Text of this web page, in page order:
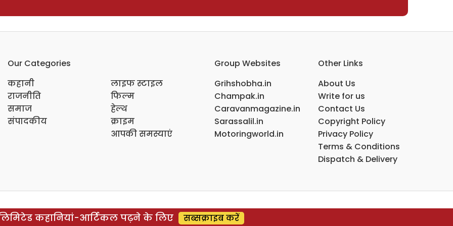
Our Categories
कहानी
राजनीति
समाज
संपादकीय
लाइफ स्टाइल
फिल्म
हेल्थ
क्राइम
आपकी समस्याएं
Group Websites
Grihshobha.in
Champak.in
Caravanmagazine.in
Sarassalil.in
Motoringworld.in
Other Links
About Us
Write for us
Contact Us
Copyright Policy
Privacy Policy
Terms & Conditions
Dispatch & Delivery
कहानियां-आर्टिकल पढ़ने के लिए सब्सक्राइब करें